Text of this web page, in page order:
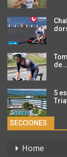
de…
5
SECCIONES
Home